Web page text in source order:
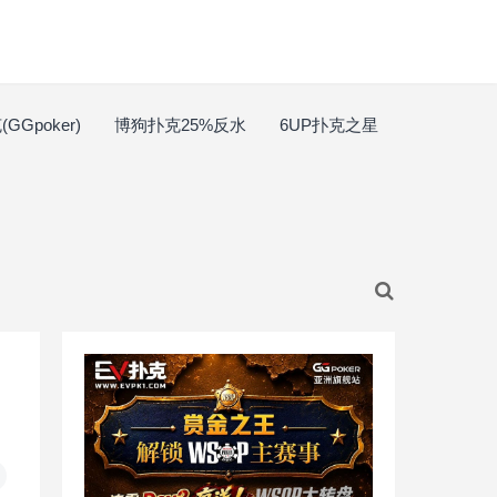
博狗扑克25%反水 6UP扑克之星